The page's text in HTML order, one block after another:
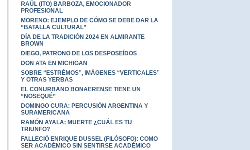
RAÚL (ITO) BARBOZA, EMOCIONADOR
PROFESIONAL
MORENO: EJEMPLO DE CÓMO SE DEBE DAR LA
“BATALLA CULTURAL”
DÍA DE LA TRADICIÓN 2024 EN ALMIRANTE
BROWN
DIEGO, PATRONO DE LOS DESPOSEÍDOS
DON ATA EN MICHIGAN
SOBRE “ESTRÉMOS”, IMÁGENES “VERTICALES”
Y OTRAS YERBAS
EL CONURBANO BONAERENSE TIENE UN
“NOSEQUÉ”
DOMINGO CURA: PERCUSIÓN ARGENTINA Y
SURAMERICANA
RAMÓN AYALA: MUERTE ¿CUÁL ES TU
TRIUNFO?
FALLECIÓ ENRIQUE DUSSEL (FILÓSOFO): COMO
SER ACADÉMICO SIN SENTIRSE ACADÉMICO